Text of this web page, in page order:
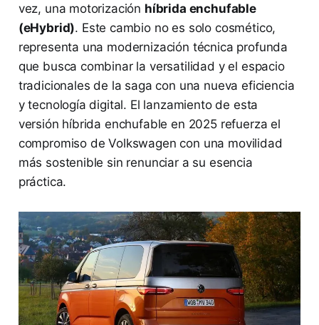
vez, una motorización híbrida enchufable
(eHybrid). Este cambio no es solo cosmético,
representa una modernización técnica profunda
que busca combinar la versatilidad y el espacio
tradicionales de la saga con una nueva eficiencia
y tecnología digital. El lanzamiento de esta
versión híbrida enchufable en 2025 refuerza el
compromiso de Volkswagen con una movilidad
más sostenible sin renunciar a su esencia
práctica.